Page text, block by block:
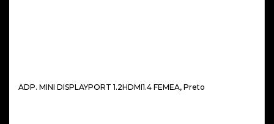
ADP. MINI DISPLAYPORT 1.2HDMI1.4 FEMEA, Preto